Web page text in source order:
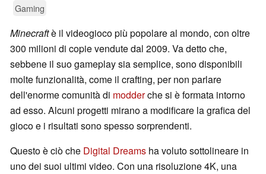
Gaming
Minecraftè il videogioco più popolare al mondo, con oltre
300 milioni di copie vendute dal 2009. Va detto che,
sebbene il suo gameplay sia semplice, sono disponibili
molte funzionalità, come il crafting, per non parlare
dell'enorme comunità di modderche si è formata intorno
ad esso. Alcuni progetti mirano a modificare la grafica del
gioco e i risultati sono spesso sorprendenti.
Questo è ciò che Digital Dreams ha voluto sottolineare in
uno dei suoi ultimi video. Con una risoluzione 4K, una